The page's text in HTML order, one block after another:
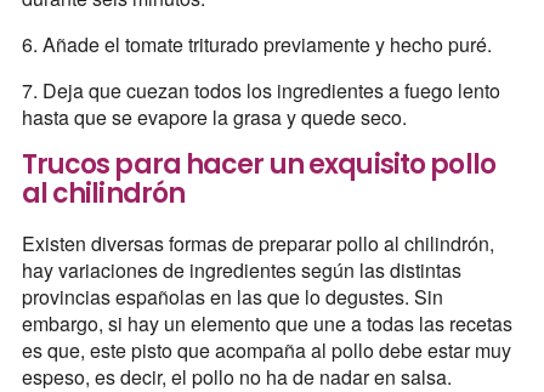
6. Añade el tomate triturado previamente y hecho puré.
7. Deja que cuezan todos los ingredientes a fuego lento
hasta que se evapore la grasa y quede seco.
Trucos para hacer un exquisito pollo
al chilindrón
Existen diversas formas de preparar pollo al chilindrón,
hay variaciones de ingredientes según las distintas
provincias españolas en las que lo degustes. Sin
embargo, si hay un elemento que une a todas las recetas
es que, este pisto que acompaña al pollo debe estar muy
espeso, es decir, el pollo no ha de nadar en salsa.